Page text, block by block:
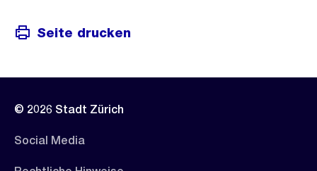
Seite drucken
© 2026 Stadt Zürich
Social Media